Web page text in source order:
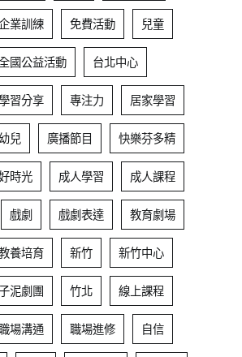
業訓練 免費活動 兒童
國公益活動 台北中心
習分享 專注力 居家學習
兒 廣播節目 快樂芬多精
時光 成人學習 成人課程
戲劇 戲劇表達 教育劇場
養培育 新竹 新竹中心
泥劇團 竹北 線上課程
場溝通 職場進修 自信